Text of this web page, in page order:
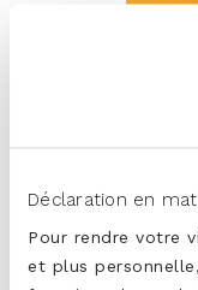
Déclaration en
Pour rendre votre
et plus
Valeurs